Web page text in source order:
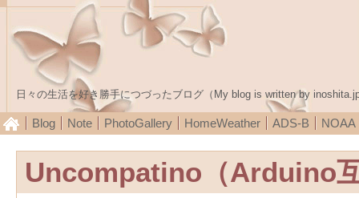
日々の生活を好き勝手につづったブログ（My blog is written by
Blog Note PhotoGallery HomeWeather ADS-B NOAA
Uncompatino（Arduino